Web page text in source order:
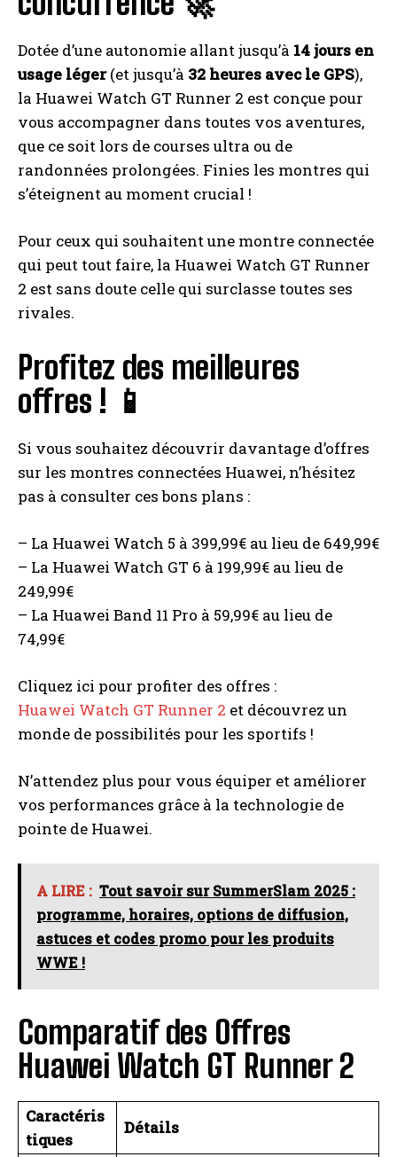
Dotée d’une autonomie allant jusqu’à 14 jours en
usage léger(et jusqu’à 32 heures avec le GPS),
la Huawei Watch GT Runner 2 est conçue pour
vous accompagner dans toutes vos aventures,
que ce soit lors de courses ultra ou de
randonnées prolongées. Finies les montres qui
s’éteignent au moment crucial !
Pour ceux qui souhaitent une montre connectée
qui peut tout faire, la Huawei Watch GT Runner
2 est sans doute celle qui surclasse toutes ses
rivales.
Profitez des meilleures
offres ! 📱
Si vous souhaitez découvrir davantage d’offres
sur les montres connectées Huawei, n’hésitez
pas à consulter ces bons plans :
– La Huawei Watch 5 à 399,99€ au lieu de 649,99€
– La Huawei Watch GT 6 à 199,99€ au lieu de
249,99€
– La Huawei Band 11 Pro à 59,99€ au lieu de
74,99€
Cliquez ici pour profiter des offres :
Huawei Watch GT Runner 2 et découvrez un
monde de possibilités pour les sportifs !
N’attendez plus pour vous équiper et améliorer
vos performances grâce à la technologie de
pointe de Huawei.
A LIRE : Tout savoir sur SummerSlam 2025 :
programme, horaires, options de diffusion,
astuces et codes promo pour les produits
WWE !
Comparatif des Offres
Huawei Watch GT Runner 2
Caractéris
tiques
Détails